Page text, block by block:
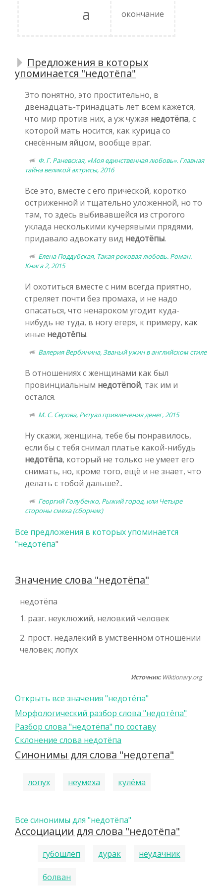
а окончание
Предложения в которых
упоминается "недотёпа"
Это понятно, это простительно, в
двенадцать-тринадцать лет всем кажется,
что мир против них, а уж чужая недотёпа, с
которой мать носится, как курица со
снесённым яйцом, вообще враг.
Ф. Г. Раневская, «Моя единственная любовь». Главная
тайна великой актрисы, 2016
Всё это, вместе с его причёской, коротко
остриженной и тщательно уложенной, но то
там, то здесь выбивавшейся из строгого
уклада несколькими кучерявыми прядями,
придавало адвокату вид недотёпы.
Елена Поддубская, Такая роковая любовь. Роман.
Книга 2, 2015
И охотиться вместе с ним всегда приятно,
стреляет почти без промаха, и не надо
опасаться, что ненароком угодит куда-
нибудь не туда, в ногу егеря, к примеру, как
иные недотёпы.
Валерия Вербинина, Званый ужин в английском стиле
В отношениях с женщинами как был
провинциальным недотёпой, так им и
остался.
М. С. Серова, Ритуал привлечения денег, 2015
Ну скажи, женщина, тебе бы понравилось,
если бы с тебя снимал платье какой-нибудь
недотёпа, который не только не умеет его
снимать, но, кроме того, ещё и не знает, что
делать с тобой дальше?..
Георгий Голубенко, Рыжий город, или Четыре
стороны смеха (сборник)
Все предложения в которых упоминается
"недотёпа"
Значение слова "недотёпа"
недотёпа
1. разг. неуклюжий, неловкий человек
2. прост. недалёкий в умственном отношении
человек; лопух
Источник:Wiktionary.org
Открыть все значения "недотёпа"
Морфологический разбор слова "недотёпа"
Разбор слова "недотёпа" по составу
Склонение слова недотёпа
Синонимы для слова "недотепа"
лопух неумеха кулёма
Все синонимы для "недотёпа"
Ассоциации для слова "недотёпа"
губошлёп дурак неудачник
болван